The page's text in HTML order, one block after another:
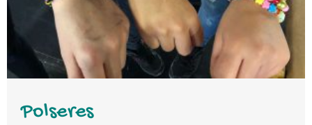
Polseres